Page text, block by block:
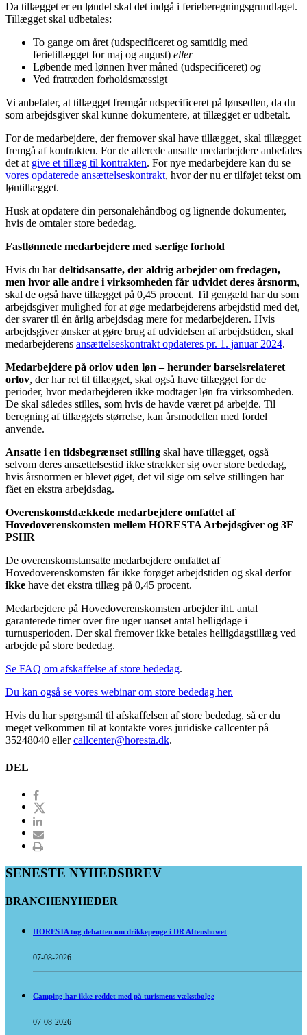
Da tillægget er en løndel skal det indgå i ferieberegningsgrundlaget.
Tillægget skal udbetales:
To gange om året (udspecificeret og samtidig med
ferietillægget for maj og august) eller
Løbende med lønnen hver måned (udspecificeret) og
Ved fratræden forholdsmæssigt
Vi anbefaler, at tillægget fremgår udspecificeret på lønsedlen, da du
som arbejdsgiver skal kunne dokumentere, at tillægget er udbetalt.
For de medarbejdere, der fremover skal have tillægget, skal tillægget
fremgå af kontrakten. For de allerede ansatte medarbejdere anbefales
det at give et tillæg til kontrakten. For nye medarbejdere kan du se
vores opdaterede ansættelseskontrakt, hvor der nu er tilføjet tekst om
løntillægget.
Husk at opdatere din personalehåndbog og lignende dokumenter,
hvis de omtaler store bededag.
Fastlønnede medarbejdere med særlige forhold
Hvis du hardeltidsansatte, der aldrig arbejder om fredagen,
men hvor alle andre i virksomheden får udvidet deres årsnorm,
skal de også have tillægget på 0,45 procent. Til gengæld har du som
arbejdsgiver mulighed for at øge medarbejderens arbejdstid med det,
der svarer til én årlig arbejdsdag mere for medarbejderen. Hvis
arbejdsgiver ønsker at gøre brug af udvidelsen af arbejdstiden, skal
medarbejderens ansættelseskontrakt opdateres pr. 1. januar 2024.
Medarbejdere på orlov uden løn – herunder barselsrelateret
orlov, der har ret til tillægget, skal også have tillægget for de
perioder, hvor medarbejderen ikke modtager løn fra virksomheden.
De skal således stilles, som hvis de havde været på arbejde. Til
beregning af tillæggets størrelse, kan årsmodellen med fordel
anvende.
Ansatte i en tidsbegrænset stilling skal have tillægget, også
selvom deres ansættelsestid ikke strækker sig over store bededag,
hvis årsnormen er blevet øget, det vil sige om selve stillingen har
fået en ekstra arbejdsdag.
Overenskomstdækkede medarbejdere omfattet af
Hovedoverenskomsten mellem HORESTA Arbejdsgiver og 3F
PSHR
De overenskomstansatte medarbejdere omfattet af
Hovedoverenskomsten får ikke forøget arbejdstiden og skal derfor
ikke have det ekstra tillæg på 0,45 procent.
Medarbejdere på Hovedoverenskomsten arbejder iht. antal
garanterede timer over fire uger uanset antal helligdage i
turnusperioden. Der skal fremover ikke betales helligdagstillæg ved
arbejde på store bededag.
Se FAQ om afskaffelse af store bededag.
Du kan også se vores webinar om store bededag her.
Hvis du har spørgsmål til afskaffelsen af store bededag, så er du
meget velkommen til at kontakte vores juridiske callcenter på
35248040 ellercallcenter@horesta.dk.
DEL
SENESTE NYHEDSBREV
BRANCHENYHEDER
HORESTA tog debatten om drikkepenge i DR Aftenshowet
07-08-2026
Camping har ikke reddet med på turismens vækstbølge
07-08-2026